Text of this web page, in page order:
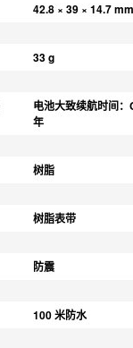
42.8 × 39 × 14.7 mm
33 g
电池大致续航时间
年
树脂
树脂表带
防震
100 米防水